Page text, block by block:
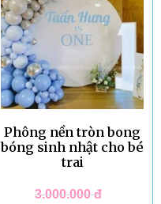
Phông nền tròn bong
bóng sinh nhật cho bé
trai
3.000.000đ